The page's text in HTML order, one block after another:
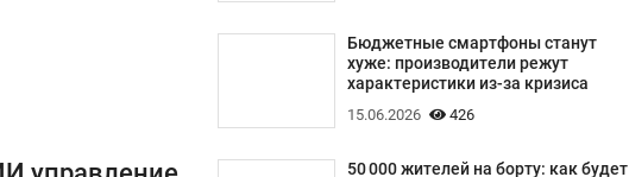
Бюджетные смартфоны станут
хуже: производители режут
характеристики из-за кризиса
15.06.2026 426
50 000 жителей на борту: как будет